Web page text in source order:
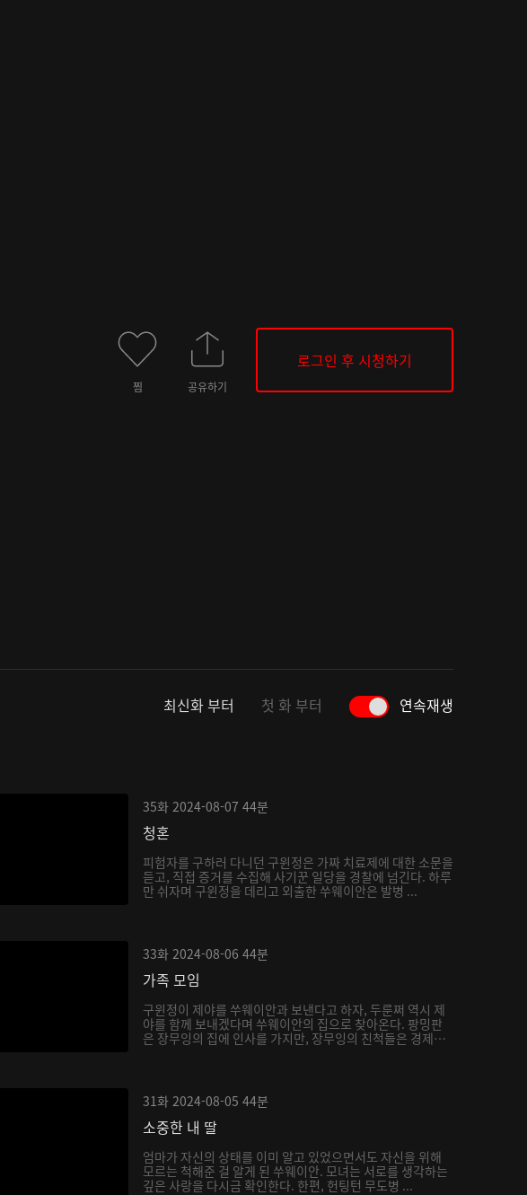
찜 공유하기
로그인 후 시청하기
최신화 부터 첫 화 부터 연속재생
35화 2024-08-07 44분
청혼
피험자를 구하러 다니던 구윈정은 가짜 치료제에 대한 소문을
듣고, 직접 증거를 수집해 사기꾼 일당을 경찰에 넘긴다. 하루
만 쉬자며 구윈정을 데리고 외출한 쑤웨이안은 발병 ...
33화 2024-08-06 44분
가족 모임
구윈정이 제야를 쑤웨이안과 보낸다고 하자, 두룬쩌 역시 제
야를 함께 보내겠다며 쑤웨이안의 집으로 찾아온다. 팡밍판
은 장무잉의 집에 인사를 가지만, 장무잉의 친척들은 경제
31화 2024-08-05 44분
소중한 내 딸
엄마가 자신의 상태를 이미 알고 있었으면서도 자신을 위해
모르는 척해준 걸 알게 된 쑤웨이안. 모녀는 서로를 생각하는
깊은 사랑을 다시금 확인한다. 한편, 헌팅턴 무도병 ...